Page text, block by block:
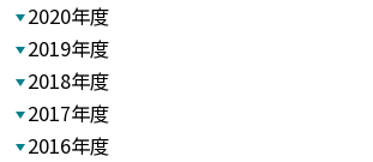
2020年度
2019年度
2018年度
2017年度
2016年度